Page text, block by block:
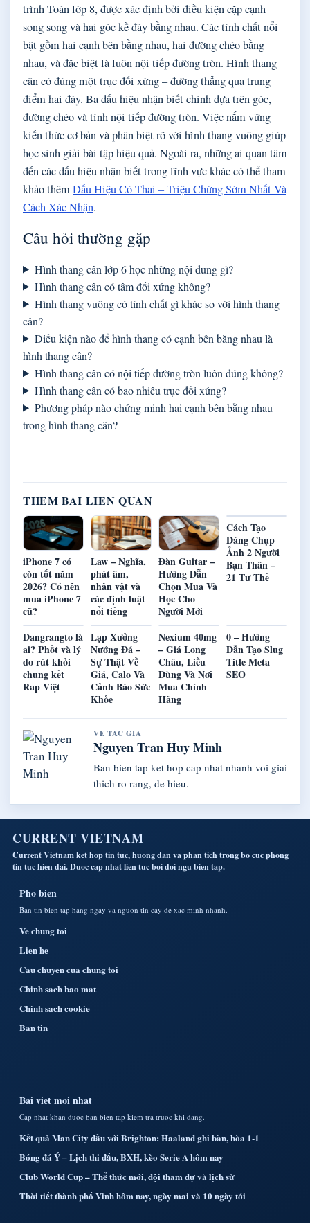
trình Toán lớp 8, được xác định bởi điều kiện cặp cạnh
song song và hai góc kề đáy bằng nhau. Các tính chất nổi
bật gồm hai cạnh bên bằng nhau, hai đường chéo bằng
nhau, và đặc biệt là luôn nội tiếp đường tròn. Hình thang
cân có đúng một trục đối xứng – đường thẳng qua trung
điểm hai đáy. Ba dấu hiệu nhận biết chính dựa trên góc,
đường chéo và tính nội tiếp đường tròn. Việc nắm vững
kiến thức cơ bản và phân biệt rõ với hình thang vuông giúp
học sinh giải bài tập hiệu quả. Ngoài ra, những ai quan tâm
đến các dấu hiệu nhận biết trong lĩnh vực khác có thể tham
khảo thêmDấu Hiệu Có Thai – Triệu Chứng Sớm Nhất Và
Cách Xác Nhận.
Câu hỏi thường gặp
Hình thang cân lớp 6 học những nội dung gì?
Hình thang cân có tâm đối xứng không?
Hình thang vuông có tính chất gì khác so với hình thang
cân?
Điều kiện nào để hình thang có cạnh bên bằng nhau là
hình thang cân?
Hình thang cân có nội tiếp đường tròn luôn đúng không?
Hình thang cân có bao nhiêu trục đối xứng?
Phương pháp nào chứng minh hai cạnh bên bằng nhau
trong hình thang cân?
THEM BAI LIEN QUAN
iPhone 7 có
còn tốt năm
2026? Có nên
mua iPhone 7
cũ?
Law – Nghĩa,
phát âm,
nhân vật và
các định luật
nổi tiếng
Đàn Guitar –
Hướng Dẫn
Chọn Mua Và
Học Cho
Người Mới
Cách Tạo
Dáng Chụp
Ảnh 2 Người
Bạn Thân –
21 Tư Thế
Dangrangto là
ai? Phốt và lý
do rút khỏi
chung kết
Rap Việt
Lạp Xưởng
Nướng Đá –
Sự Thật Về
Giá, Calo Và
Cảnh Báo Sức
Khỏe
Nexium 40mg
– Giá Long
Châu, Liều
Dùng Và Nơi
Mua Chính
Hãng
0 – Hướng
Dẫn Tạo Slug
Title Meta
SEO
VE TAC GIA
Nguyen Tran Huy Minh
Ban bien tap ket hop cap nhat nhanh voi giai
thich ro rang, de hieu.
CURRENT VIETNAM
Current Vietnam ket hop tin tuc, huong dan va phan tich trong bo cuc phong
tin tuc hien dai. Duoc cap nhat lien tuc boi doi ngu bien tap.
Pho bien
Ban tin bien tap hang ngay va nguon tin cay de xac minh nhanh.
Ve chung toi
Lien he
Cau chuyen cua chung toi
Chinh sach bao mat
Chinh sach cookie
Ban tin
Bai viet moi nhat
Cap nhat khan duoc ban bien tap kiem tra truoc khi dang.
Kết quả Man City đấu với Brighton: Haaland ghi bàn, hòa 1-1
Bóng đá Ý – Lịch thi đấu, BXH, kèo Serie A hôm nay
Club World Cup – Thể thức mới, đội tham dự và lịch sử
Thời tiết thành phố Vinh hôm nay, ngày mai và 10 ngày tới